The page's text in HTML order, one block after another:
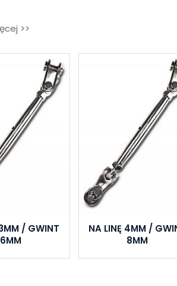
>>
/ GWINT
6MM
NA LINĘ 4MM /
8MM